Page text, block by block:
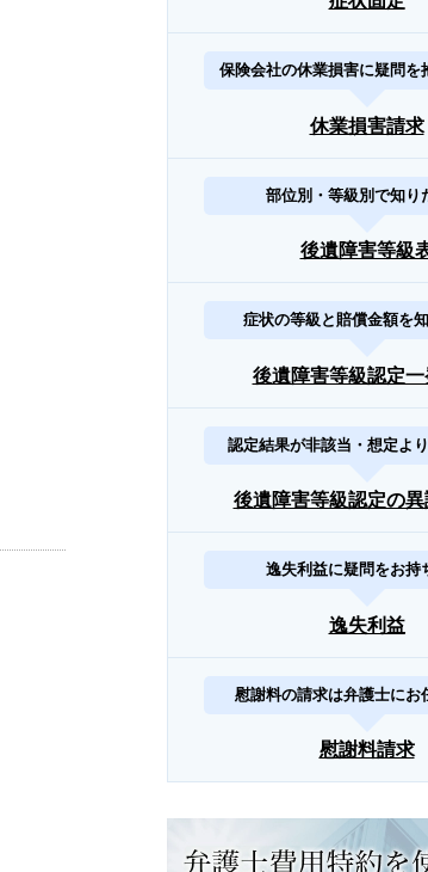
保険会社の休業損害に疑問を
休業損害請求
部位別・等級別で知り
後遺障害等級
症状の等級と賠償金額を
後遺障害等級認定
認定結果が非該当・想定よ
後遺障害等級認定の
逸失利益に疑問をお持
逸失利益
慰謝料の請求は弁護士にお
慰謝料請求